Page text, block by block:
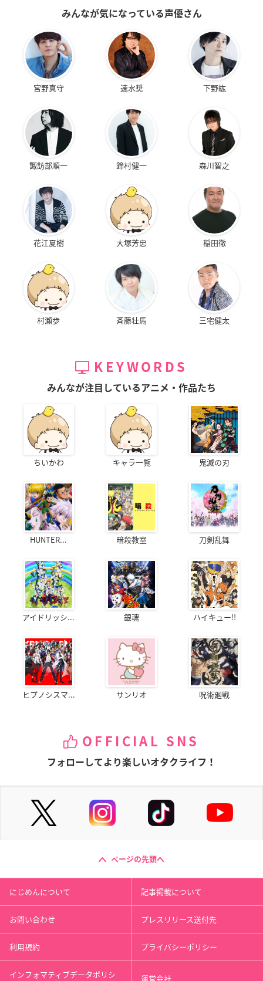
みんなが気になっている声優さん
宮野真守 速水奨 下野紘
諏訪部順一 鈴村健一 森川智之
花江夏樹 大塚芳忠 稲田徹
村瀬歩 斉藤壮馬 三宅健太
KEYWORDS
みんなが注目しているアニメ・作品たち
ちいかわ キャラ一覧 鬼滅の刃
HUNTER... 暗殺教室 刀剣乱舞
アイドリッシ... 銀魂 ハイキュー!!
ヒプノシスマ... サンリオ 呪術廻戦
OFFICIAL SNS
フォローしてより楽しいオタクライフ！
ページの先頭へ
にじめんについて 記事掲載について
お問い合わせ プレスリリース送付先
利用規約 プライバシーポリシー
インフォマティブデータポリシ 運営会社